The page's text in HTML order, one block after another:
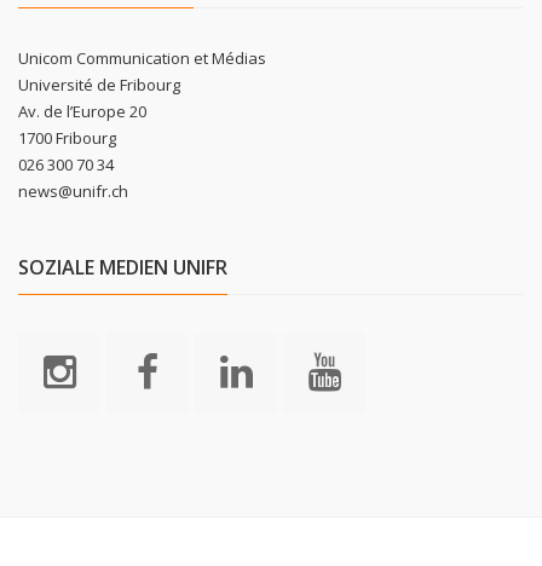
Unicom Communication et Médias
Université de Fribourg
Av. de l’Europe 20
1700 Fribourg
026 300 70 34
news@unifr.ch
SOZIALE MEDIEN UNIFR